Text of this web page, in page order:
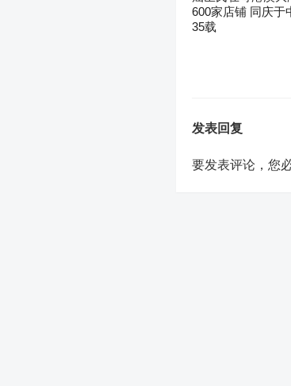
600家店铺 同庆于
35载
发表回复
要发表评论，您